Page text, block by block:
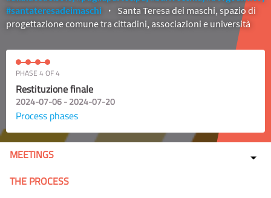
#santateresadeimaschi
Santa Teresa dei maschi, spazio di
progettazione comune tra cittadini, associazioni e università
PHASE 4 OF 4
Restituzione finale
2024-07-06 - 2024-07-20
Process phases
MEETINGS
THE PROCESS